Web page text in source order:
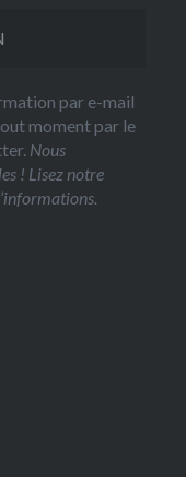
par e-mail
moment par le
Nous
! Lisez notre